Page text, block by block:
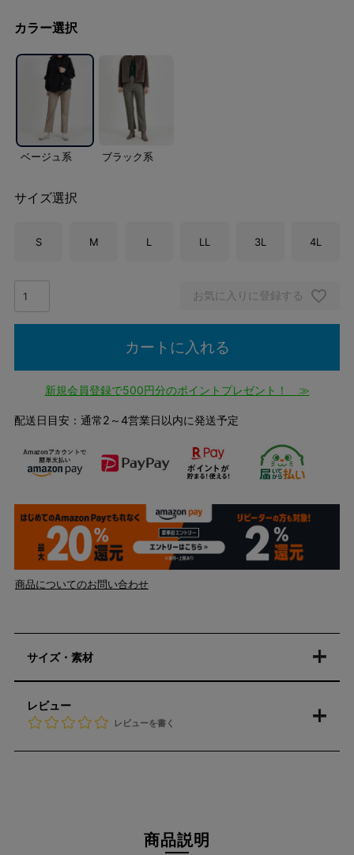
カラー選択
ベージュ系 ブラック系
サイズ選択
S M L LL 3L 4L
お気に入りに登録する
カートに入れる
新規会員登録で500円分のポイントプレゼント！ ≫
配送日目安：通常2～4営業日以内に発送予定
商品についてのお問い合わせ
サイズ・素材
レビュー
レビューを書く
商品説明